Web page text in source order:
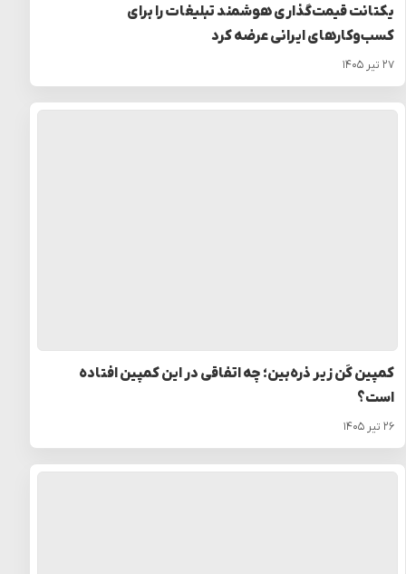
یکتانت قیمت‌گذاری هوشمند تبلیغات را برای
کسب‌وکارهای ایرانی عرضه کرد
۲۷ تیر ۱۴۰۵
کمپین کَن زیر ذره‌بین؛ چه اتفاقی در این کمپین افتاده
است؟
۲۶ تیر ۱۴۰۵